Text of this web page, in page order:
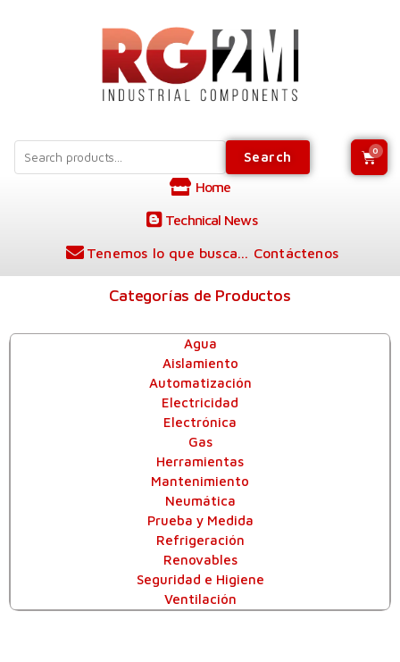
Search
Home
Technical News
Tenemos lo que busca... Contáctenos
Categorías de Productos
Agua
Aislamiento
Automatización
Electricidad
Electrónica
Gas
Herramientas
Mantenimiento
Neumática
Prueba y Medida
Refrigeración
Renovables
Seguridad e Higiene
Ventilación